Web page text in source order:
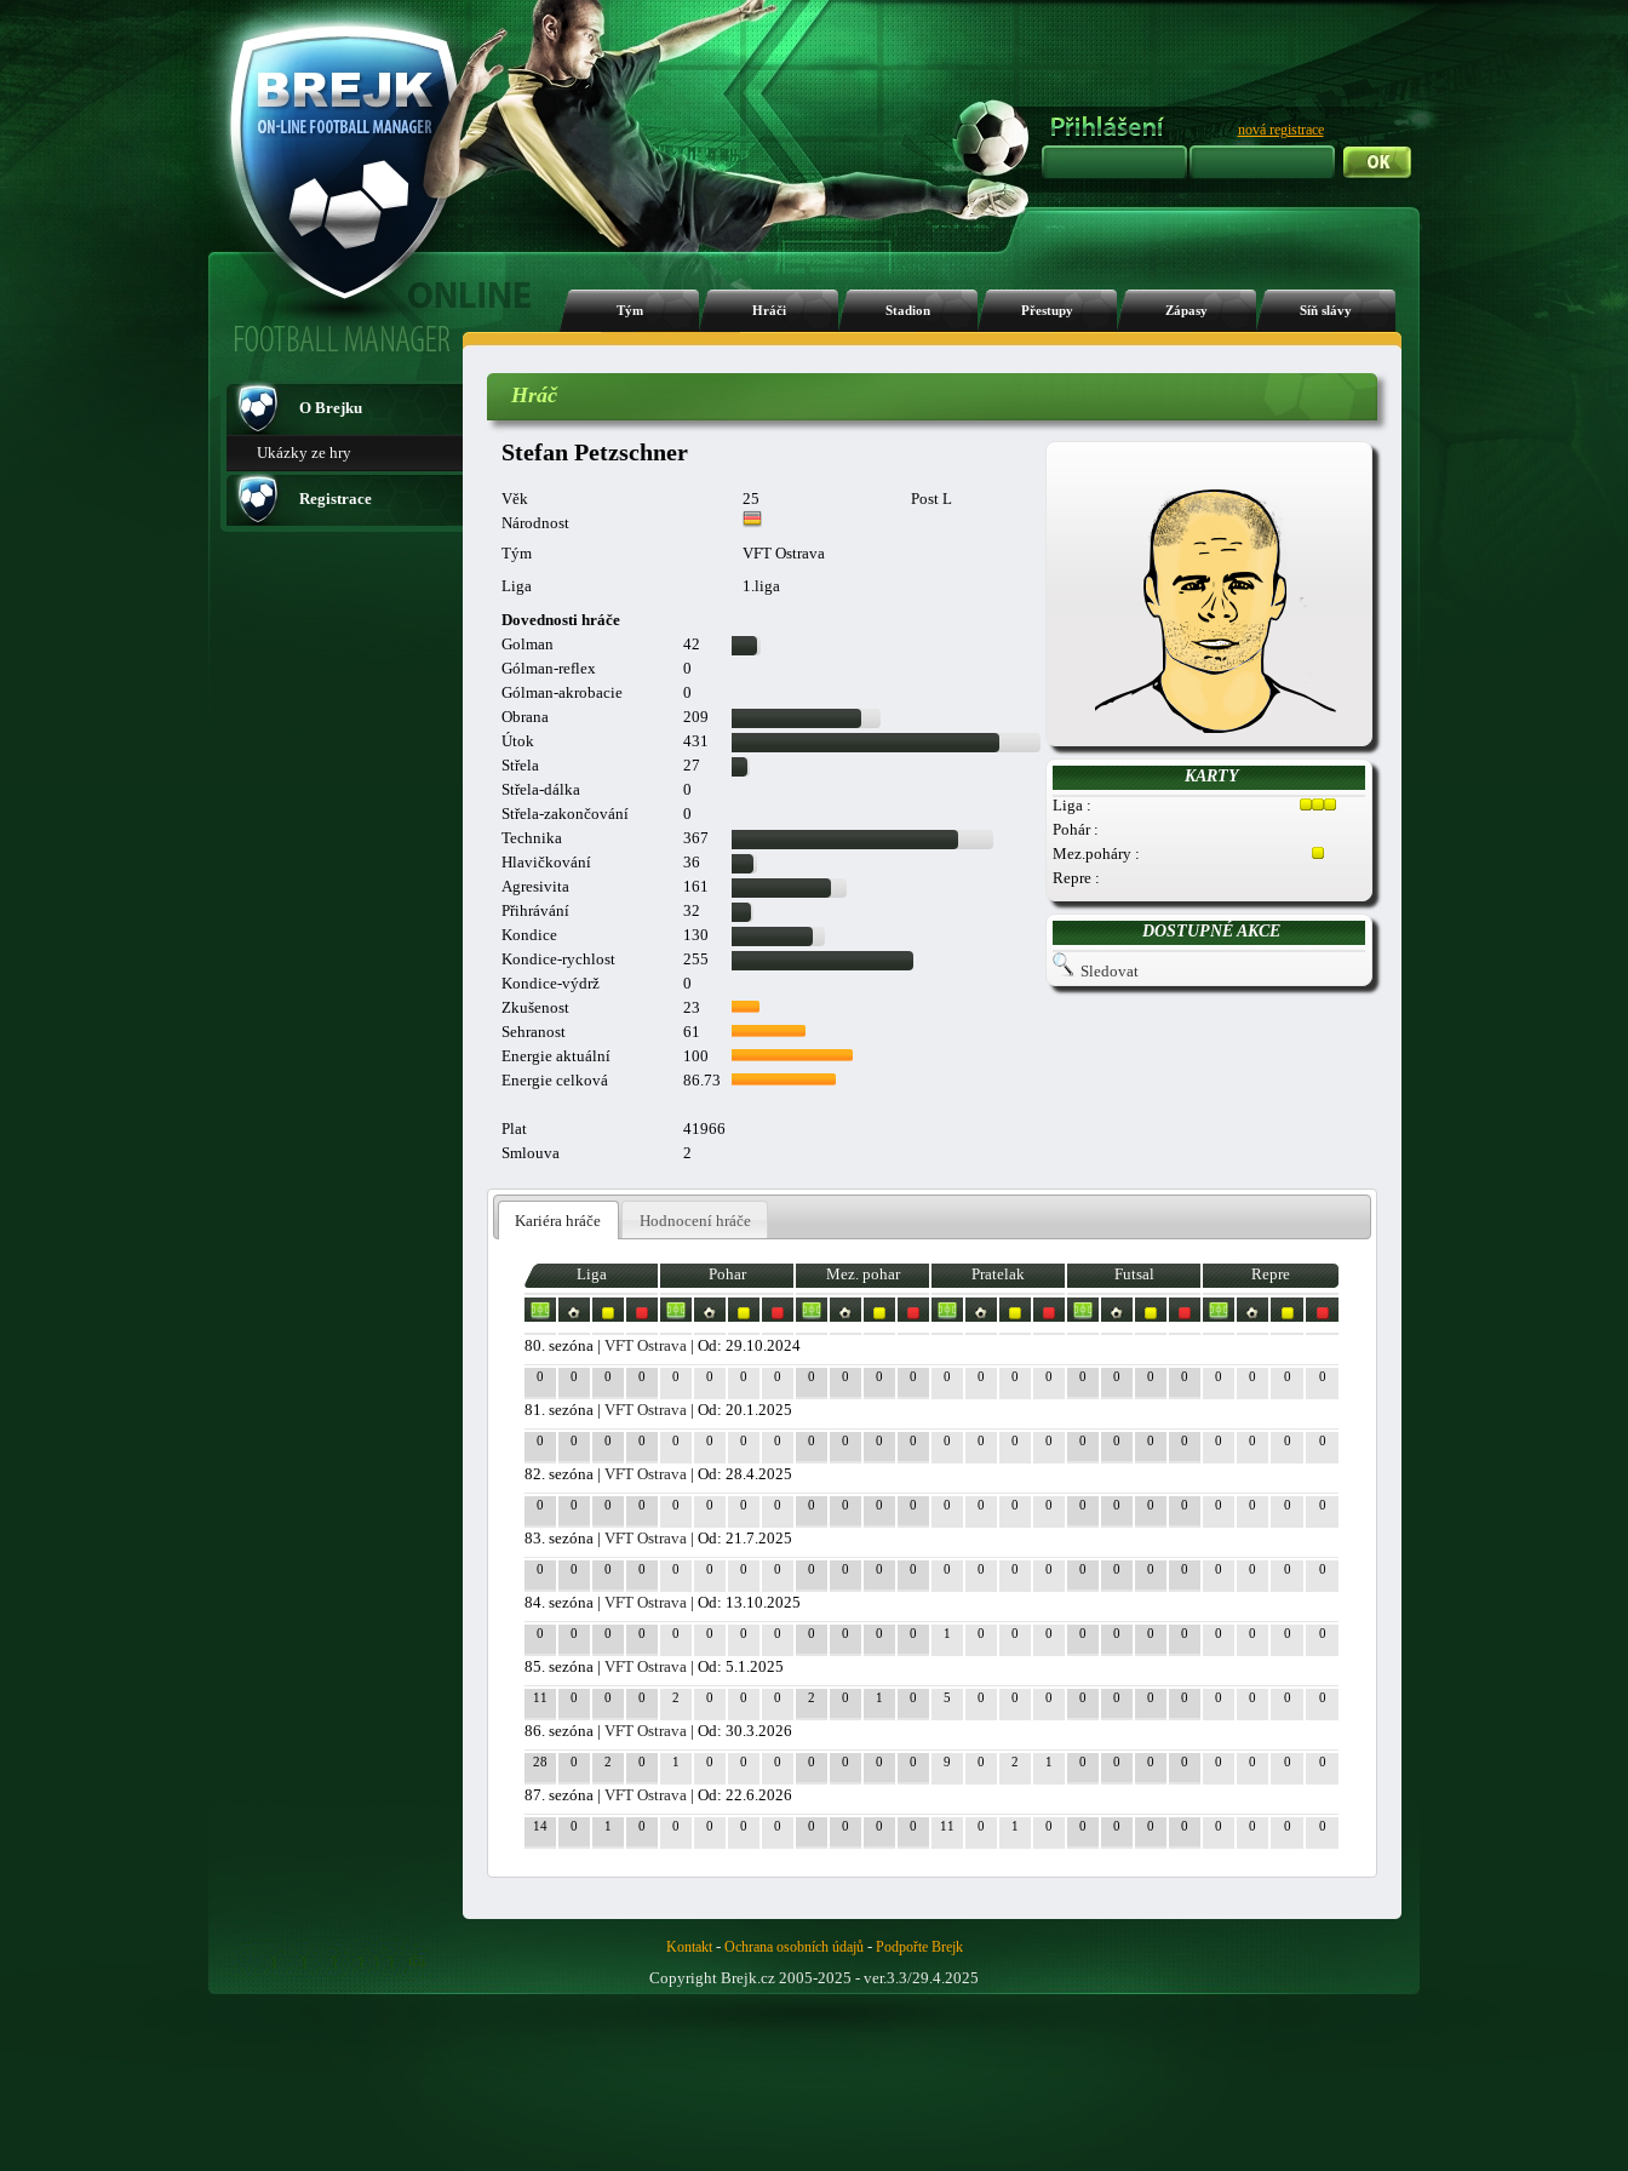
nová registrace
Tým Hráči Stadion Přestupy Zápasy Síň slávy
O Brejku
Ukázky ze hry
Registrace
Hráč
Stefan Petzschner
Věk 25
Post L
Národnost
Tým
VFT Ostrava
Liga
1.liga
Dovednosti hráče
Golman
42
Gólman-reflex
0
Gólman-akrobacie
0
Obrana
209
Útok
431
Střela
27
Střela-dálka
0
Střela-zakončování
0
Technika
367
Hlavičkování
36
Agresivita
161
Přihrávání
32
Kondice
130
Kondice-rychlost
255
Kondice-výdrž
0
Zkušenost
23
Sehranost
61
Energie aktuální
100
Energie celková
86.73
Plat
41966
Smlouva
2
KARTY
Liga :
Pohár :
Mez.poháry :
Repre :
DOSTUPNÉ AKCE
Sledovat
Kariéra hráče Hodnocení hráče
Liga Pohar Mez. pohar Pratelak Futsal Repre
80. sezóna |VFT Ostrava | Od: 29.10.2024
0 0 0 0 0 0 0 0 0 0 0 0 0 0 0 0 0 0 0 0 0 0 0 0
81. sezóna |VFT Ostrava | Od: 20.1.2025
0 0 0 0 0 0 0 0 0 0 0 0 0 0 0 0 0 0 0 0 0 0 0 0
82. sezóna |VFT Ostrava | Od: 28.4.2025
0 0 0 0 0 0 0 0 0 0 0 0 0 0 0 0 0 0 0 0 0 0 0 0
83. sezóna |VFT Ostrava | Od: 21.7.2025
0 0 0 0 0 0 0 0 0 0 0 0 0 0 0 0 0 0 0 0 0 0 0 0
84. sezóna |VFT Ostrava | Od: 13.10.2025
0 0 0 0 0 0 0 0 0 0 0 0 1 0 0 0 0 0 0 0 0 0 0 0
85. sezóna |VFT Ostrava | Od: 5.1.2025
11 0 0 0 2 0 0 0 2 0 1 0 5 0 0 0 0 0 0 0 0 0 0 0
86. sezóna |VFT Ostrava | Od: 30.3.2026
28 0 2 0 1 0 0 0 0 0 0 0 9 0 2 1 0 0 0 0 0 0 0 0
87. sezóna |VFT Ostrava | Od: 22.6.2026
14 0 1 0 0 0 0 0 0 0 0 0 11 0 1 0 0 0 0 0 0 0 0 0
Kontakt- Ochrana osobních údajů- Podpořte Brejk
Copyright Brejk.cz 2005-2025 - ver.3.3/29.4.2025